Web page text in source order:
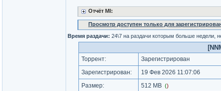
Отчёт MI:
Просмотр доступен только для
Время раздачи: 24\7 на раздачи которым больше недели,
Торрент:
Зарегистрирован
Зарегистрирован:
19 Фев 2026 11:07:06
Размер:
512 MB ()